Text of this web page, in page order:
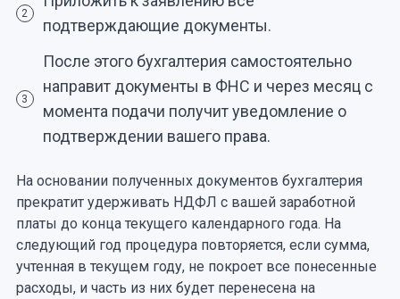
2
подтверждающие документы.
3
После этого бухгалтерия самостоятельно
направит документы в ФНС и через месяц с
момента подачи получит уведомление о
подтверждении вашего права.
На основании полученных документов бухгалтерия
прекратит удерживать НДФЛ с вашей заработной
платы до конца текущего календарного года. На
следующий год процедура повторяется, если сумма,
учтенная в текущем году, не покроет все понесенные
расходы, и часть из них будет перенесена на